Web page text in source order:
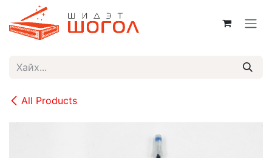
Skip to Content
All Products